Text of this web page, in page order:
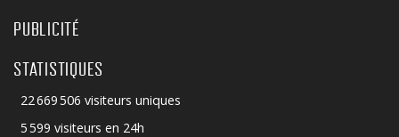
PUBLICITÉ
STATISTIQUES
22 669 506 visiteurs uniques
5 599 visiteurs en 24h